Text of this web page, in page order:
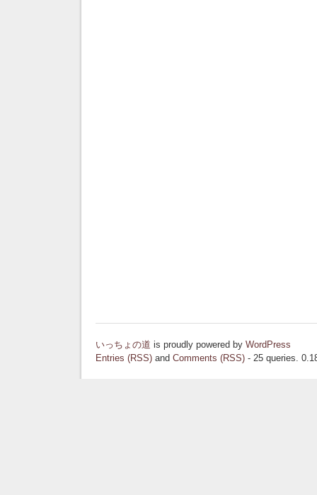
いっちょの道 is proudly powered by WordPress
Entries (RSS) and Comments (RSS) - 25 queries.